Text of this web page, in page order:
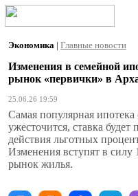
Экономика | Главные новости
Изменения в семейной
рынок «первички» в
25.06.26 19:59
Самая популярная ипотека
ужесточится, ставка
действия льготных
Изменения вступят в
рынок жилья.